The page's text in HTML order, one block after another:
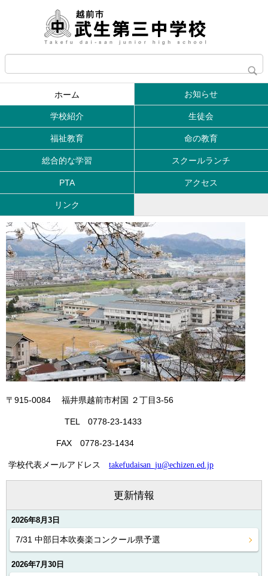
ホーム お知らせ
学校紹介 生徒会
福祉教育 命の教育
総合的な学習 スクールランチ
PTA アクセス
リンク
〒915-0084 福井県越前市村国 ２丁目3-56
TEL 0778-23-1433
FAX 0778-23-1434
学校代表メールアドレス takefudaisan_ju@echizen.ed.jp
更新情報
2026年8月3日
7/31 中部日本吹奏楽コンクール県予選
2026年7月30日